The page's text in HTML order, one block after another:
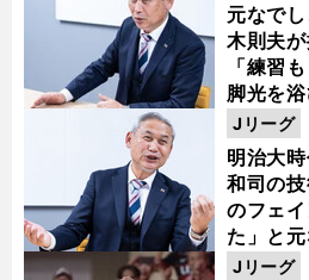
元なで
木則夫
「練習
脚光を
い４年
明治大
和司の
のフェ
た」と
督・佐
Jリーグ
Jリーグ